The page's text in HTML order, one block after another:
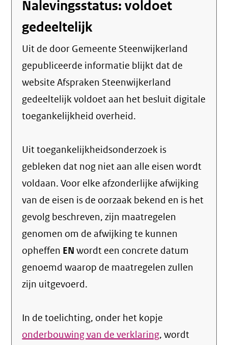
Nalevingsstatus: voldoet
gedeeltelijk
Uit de door Gemeente Steenwijkerland
gepubliceerde informatie blijkt dat de
website Afspraken Steenwijkerland
gedeeltelijk voldoet aan het besluit digitale
toegankelijkheid overheid.
Uit toegankelijkheidsonderzoek is
gebleken dat nog niet aan alle eisen wordt
voldaan. Voor elke afzonderlijke afwijking
van de eisen is de oorzaak bekend en is het
gevolg beschreven, zijn maatregelen
genomen om de afwijking te kunnen
opheffen EN wordt een concrete datum
genoemd waarop de maatregelen zullen
zijn uitgevoerd.
In de toelichting, onder het kopje
onderbouwing van de verklaring, wordt